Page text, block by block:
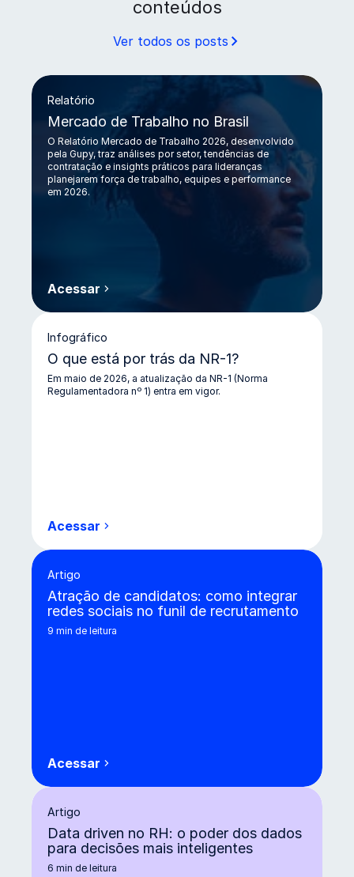
conteúdos
Ver todos os posts
Relatório
Mercado de Trabalho no Brasil
O Relatório Mercado de Trabalho 2026, desenvolvido
pela Gupy, traz análises por setor, tendências de
contratação e insights práticos para lideranças
planejarem força de trabalho, equipes e performance
em 2026.
Acessar
Relatório Mercado de Trabalho no Brasil
Infográfico
O que está por trás da NR-1?
Em maio de 2026, a atualização da NR-1 (Norma
Regulamentadora nº 1) entra em vigor.
Acessar
Infográfico O que está por trás da NR-1?
Artigo
Atração de candidatos: como integrar
redes sociais no funil de recrutamento
9 min de leitura
Acessar
Artigo Atração de candidatos: como integrar
Artigo
Data driven no RH: o poder dos dados
para decisões mais inteligentes
6 min de leitura